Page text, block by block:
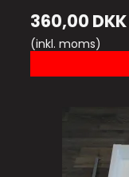
360,00 DKK
(inkl. moms)